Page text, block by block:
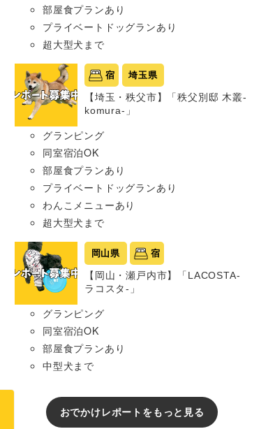
部屋食プランあり
プライベートドッグランあり
超大型犬まで
宿 埼玉県
【埼玉・秩父市】「秩父別邸 木叢-
komura-」
グランピング
同室宿泊OK
部屋食プランあり
プライベートドッグランあり
わんこメニューあり
超大型犬まで
岡山県 宿
【岡山・瀬戸内市】「LACOSTA-
ラコスタ-」
グランピング
同室宿泊OK
部屋食プランあり
中型犬まで
おでかけレポートをもっと見る